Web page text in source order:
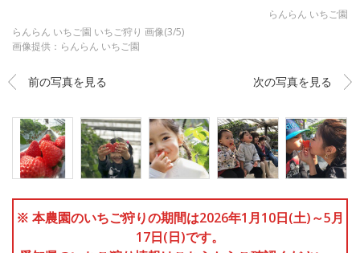
らんらん いちご園
らんらん いちご園 いちご狩り 画像(3/5)
画像提供：らんらん いちご園
前の写真を見る 次の写真を見る
※ 本農園のいちご狩りの期間は2026年1月10日(土)～5月
17日(日)です。